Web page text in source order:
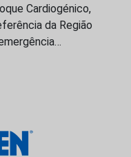
Cardiogénico,
da Região